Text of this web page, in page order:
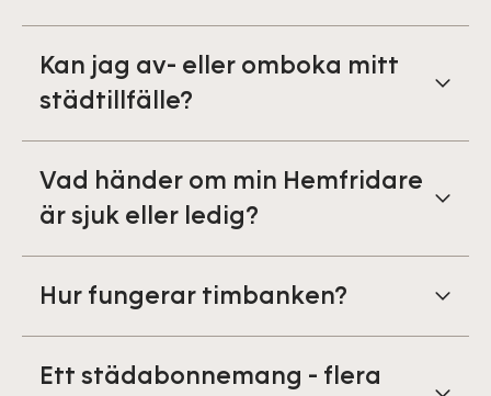
Kan jag av- eller omboka mitt
städtillfälle?
Vad händer om min Hemfridare
är sjuk eller ledig?
Hur fungerar timbanken?
Ett städabonnemang - flera